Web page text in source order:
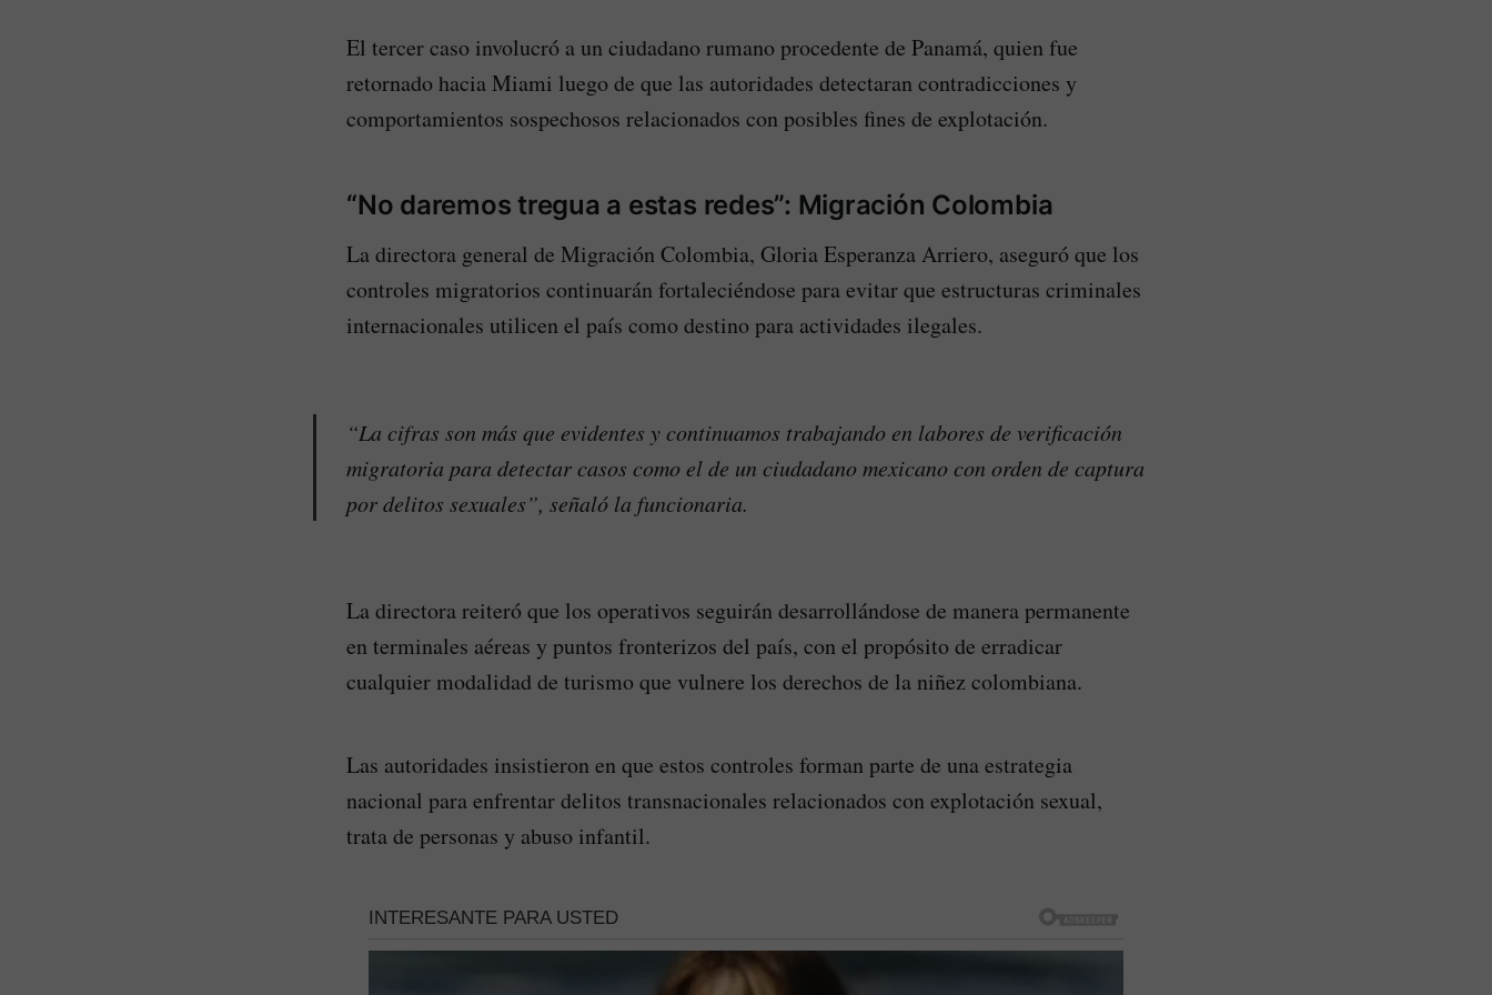
El tercer caso involucró a un ciudadano rumano procedente de Panamá, quien fue
retornado hacia Miami luego de que las autoridades detectaran contradicciones y
comportamientos sospechosos relacionados con posibles fines de explotación.
“No daremos tregua a estas redes”: Migración Colombia
La directora general de Migración Colombia, Gloria Esperanza Arriero, aseguró que los
controles migratorios continuarán fortaleciéndose para evitar que estructuras criminales
internacionales utilicen el país como destino para actividades ilegales.
“La cifras son más que evidentes y continuamos trabajando en labores de verificación
migratoria para detectar casos como el de un ciudadano mexicano con orden de captura
por delitos sexuales”, señaló la funcionaria.
La directora reiteró que los operativos seguirán desarrollándose de manera permanente
en terminales aéreas y puntos fronterizos del país, con el propósito de erradicar
cualquier modalidad de turismo que vulnere los derechos de la niñez colombiana.
Las autoridades insistieron en que estos controles forman parte de una estrategia
nacional para enfrentar delitos transnacionales relacionados con explotación sexual,
trata de personas y abuso infantil.